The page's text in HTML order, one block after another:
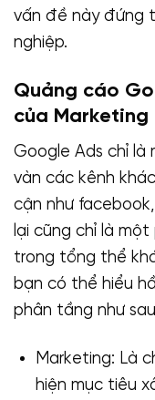
vấn đề này đứng
nghiệp.
Quảng cáo
của Marketing
Google Ads chỉ là
vàn các kênh
cận như
lại cũng chỉ là
trong tổng thể
bạn có thể hiểu
phân tầng như
Marketing: Là
hiện mục tiêu